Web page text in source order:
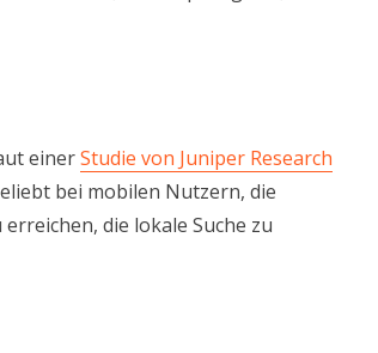
einerStudie von Juniper Research
bei mobilen Nutzern, die
die lokale Suche zu